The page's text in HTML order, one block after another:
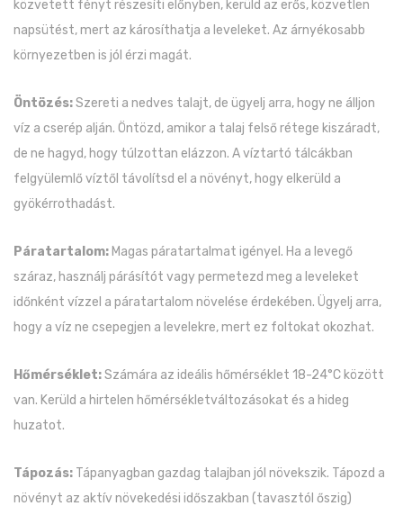
közvetett fényt részesíti előnyben, kerüld az erős, közvetlen
napsütést, mert az károsíthatja a leveleket. Az árnyékosabb
környezetben is jól érzi magát.
Öntözés:Szereti a nedves talajt, de ügyelj arra, hogy ne álljon
víz a cserép alján. Öntözd, amikor a talaj felső rétege kiszáradt,
de ne hagyd, hogy túlzottan elázzon. A víztartó tálcákban
felgyülemlő víztől távolítsd el a növényt, hogy elkerüld a
gyökérrothadást.
Páratartalom:Magas páratartalmat igényel. Ha a levegő
száraz, használj párásítót vagy permetezd meg a leveleket
időnként vízzel a páratartalom növelése érdekében. Ügyelj arra,
hogy a víz ne csepegjen a levelekre, mert ez foltokat okozhat.
Hőmérséklet:Számára az ideális hőmérséklet 18-24°C között
van. Kerüld a hirtelen hőmérsékletváltozásokat és a hideg
huzatot.
Tápozás: Tápanyagban gazdag talajban jól növekszik. Tápozd a
növényt az aktív növekedési időszakban (tavasztól őszig)